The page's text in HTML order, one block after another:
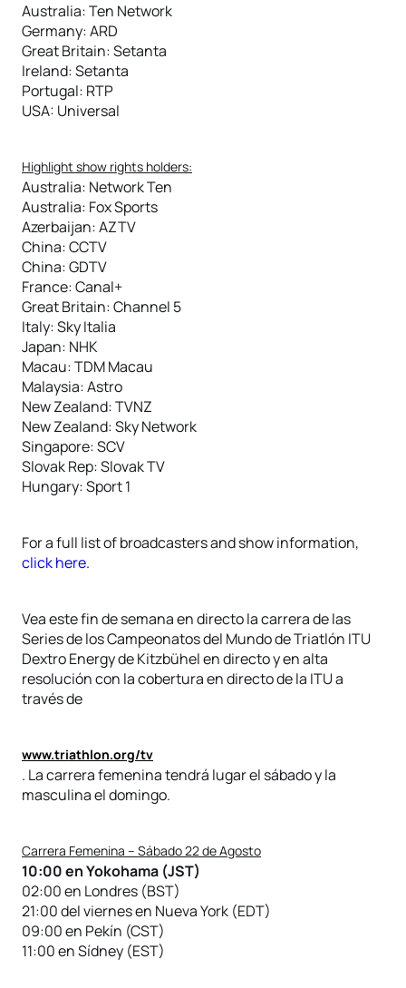
Australia: Ten Network
Germany: ARD
Great Britain: Setanta
Ireland: Setanta
Portugal: RTP
USA: Universal
Highlight show rights holders:
Australia: Network Ten
Australia: Fox Sports
Azerbaijan: AZTV
China: CCTV
China: GDTV
France: Canal+
Great Britain: Channel 5
Italy: Sky Italia
Japan: NHK
Macau: TDM Macau
Malaysia: Astro
New Zealand: TVNZ
New Zealand: Sky Network
Singapore: SCV
Slovak Rep: Slovak TV
Hungary: Sport 1
For a full list of broadcasters and show information,
click here.
Vea este fin de semana en directo la carrera de las
Series de los Campeonatos del Mundo de Triatlón ITU
Dextro Energy de Kitzbühel en directo y en alta
resolución con la cobertura en directo de la ITU a
través de
www.triathlon.org/tv
. La carrera femenina tendrá lugar el sábado y la
masculina el domingo.
Carrera Femenina – Sábado 22 de Agosto
10:00 en Yokohama (JST)
02:00 en Londres (BST)
21:00 del viernes en Nueva York (EDT)
09:00 en Pekín (CST)
11:00 en Sídney (EST)